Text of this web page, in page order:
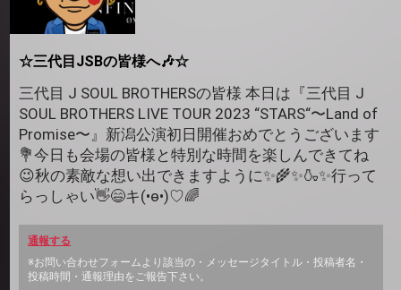
☆三代目JSBの皆様へ🎶☆
三代目 J SOUL BROTHERSの皆様 本日は『三代目 J
SOUL BROTHERS LIVE TOUR 2023 “STARS“〜Land of
Promise〜』新潟公演初日開催おめでとうございます
💐今日も会場の皆様と特別な時間を楽しんできてね
😉秋の素敵な想い出できますように✨🌾✨🍶✨行って
らっしゃい👋😄キ(•ө•)♡🌈
通報する
※お問い合わせフォームより該当の・メッセージタイトル・投稿者名・
投稿時間・通報理由をご報告下さい。